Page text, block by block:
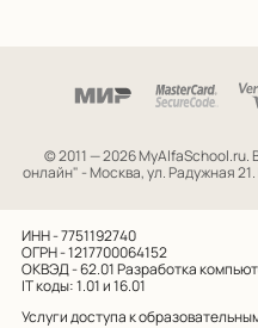
© 2011 — 2026 MyAlfaSchool.ru.
онлайн" - Москва, ул. Радужная
ИНН - 7751192740
ОГРН - 1217700064152
ОКВЭД - 62.01Разработка
IT коды: 1.01 и 16.01
Услуги доступа к